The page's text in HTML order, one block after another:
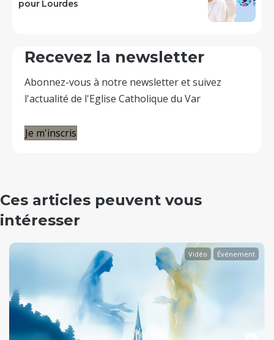
pour Lourdes
Recevez la newsletter
Abonnez-vous à notre newsletter et suivez
l'actualité de l'Eglise Catholique du Var
Je m'inscris
Ces articles peuvent vous
intéresser
Vidéo Événement